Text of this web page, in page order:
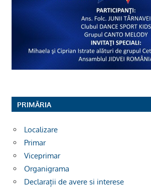
PRIMĂRIA
Localizare
Primar
Viceprimar
Organigrama
Declarații de avere si interese